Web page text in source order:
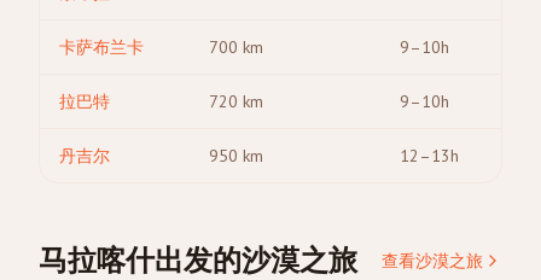
卡萨布兰卡 700 km 9–10h
拉巴特 720 km 9–10h
丹吉尔 950 km 12–13h
马拉喀什出发的沙漠之旅 查看沙漠之旅